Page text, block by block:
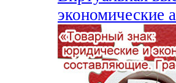
экономические